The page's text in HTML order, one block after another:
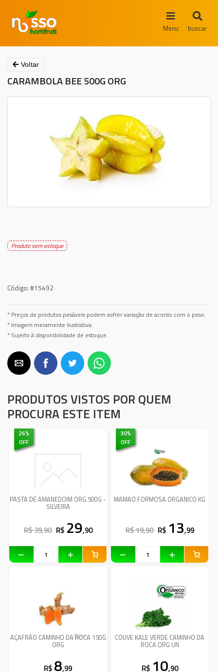
Menu buscar
Voltar
CARAMBOLA BEE 500G ORG
Produto sem estoque
Código:#15492
* Preços de produtos pesáveis podem sofrer variação de acordo com o peso.
* Imagem meramente ilustrativa.
* Sujeito à disponibilidade de estoque.
PRODUTOS VISTOS POR QUEM
PROCURA ESTE ITEM
26%
OFF
PASTA DE AMANEDOIM ORG.500G -
SILVEIRA
R$ 39,90 R$ 29,90
30%
OFF
MAMAO FORMOSA ORGANICO KG
R$ 19,90 R$ 13,99
AÇAFRÃO CAMINHO DA ROCA 150G
ORG
R$ 8,99
COUVE KALE VERDE CAMINHO DA
ROCA ORG UN
R$ 10,90